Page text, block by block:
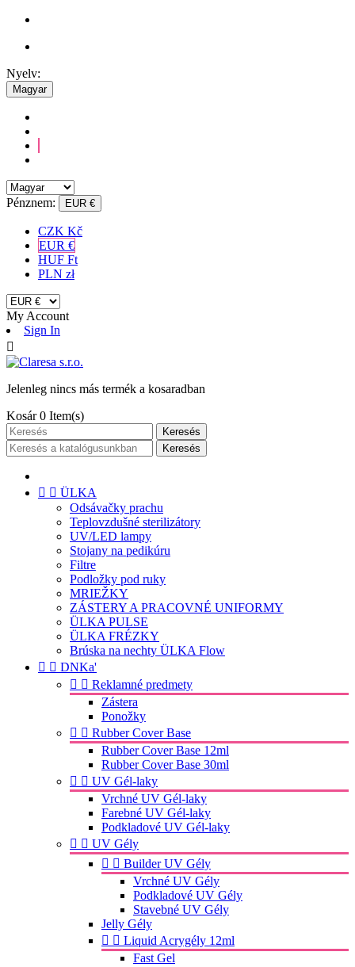
Nyelv:
Magyar
Pénznem: EUR €
CZK Kč
EUR €
HUF Ft
PLN zł
My Account
Sign In

Jelenleg nincs más termék a kosaradban
Kosár 0 Item(s)
Keresés
Keresés
  ÜLKA
Odsávačky prachu
Teplovzdušné sterilizátory
UV/LED lampy
Stojany na pedikúru
Filtre
Podložky pod ruky
MRIEŽKY
ZÁSTERY A PRACOVNÉ UNIFORMY
ÜLKA PULSE
ÜLKA FRÉZKY
Brúska na nechty ÜLKA Flow
  DNKa'
  Reklamné predmety
Zástera
Ponožky
  Rubber Cover Base
Rubber Cover Base 12ml
Rubber Cover Base 30ml
  UV Gél-laky
Vrchné UV Gél-laky
Farebné UV Gél-laky
Podkladové UV Gél-laky
  UV Gély
  Builder UV Gély
Vrchné UV Gély
Podkladové UV Gély
Stavebné UV Gély
Jelly Gély
  Liquid Acrygély 12ml
Fast Gel